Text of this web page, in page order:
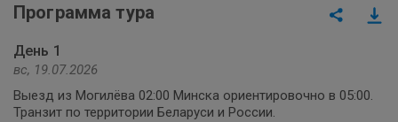
Программа тура
День 1
вс, 19.07.2026
Выезд из Могилёва 02:00 Минска ориентировочно в 05:00.
Транзит по территории Беларуси и России.